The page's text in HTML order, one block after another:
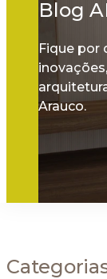
Blog
Fique por
Arauco.